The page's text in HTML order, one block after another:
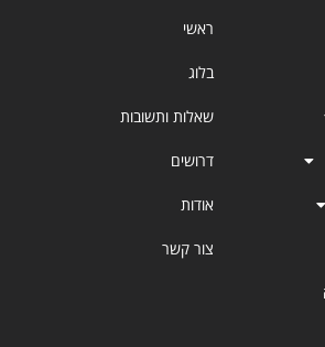
ראשי
בלוג
שאלות ותשובות
דרושים
אודות
צור קשר